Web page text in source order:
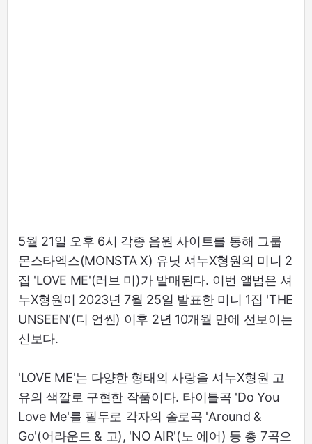
5월 21일 오후 6시 각종 음원 사이트를 통해 그룹
몬스타엑스(MONSTA X) 유닛 셔누X형원의 미니 2
집 'LOVE ME'(러브 미)가 발매된다. 이번 앨범은 셔
누X형원이 2023년 7월 25일 발표한 미니 1집 'THE
UNSEEN'(디 언씬) 이후 2년 10개월 만에 선보이는
신보다.
'LOVE ME'는 다양한 형태의 사랑을 셔누X형원 고
유의 색깔로 구현한 작품이다. 타이틀곡 'Do You
Love Me'를 필두로 각자의 솔로곡 'Around &
Go'(어라운드 & 고), 'NO AIR'(노 에어) 등 총 7곡으